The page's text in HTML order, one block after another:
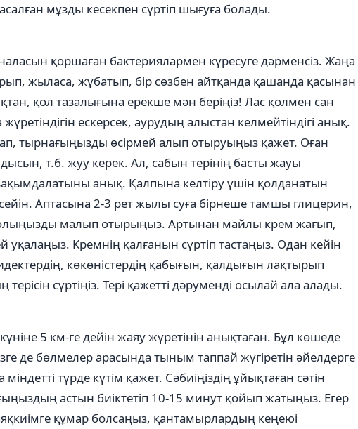
мұзды кесекпен сүртіп шығуға болады.
қоршаған бактериялармен күресуге дәрменсіз. Жаңа
жыласа, жұбатып, бір сөзбен айтқанда қашанда қасынан
қол тазалығына ерекше мән беріңіз! Лас қолмен сан
ескерсек, аурудың алыстан келмейтіндігі анық.
тырнағыңызды өсірмей алып отыруыңыз қажет. Оған
т.б. жуу керек. Ал, сабын терінің басты жауы
анық. Қалпына келтіру үшін қолданатын
Аптасына 2-3 рет жылы суға бірнеше тамшы глицерин,
малып отырыңыз. Артынан майлы крем жағып,
уқалаңыз. Кремнің қалғанын сүртіп тастаңыз. Одан кейін
көкөністердің қабығын, қалдығын лақтырып
сүртіңіз. Тері қажетті дәруменді осылай ала алады.
5 км-ге дейін жаяу жүретінін анықтаған. Бұл көшеде
де бөлмелер арасында тыным таппай жүгіретін әйелдерге
түрде күтім қажет. Сәбиіңіздің ұйықтаған сәтін
астын биіктетіп 10-15 минут қойып жатыңыз. Егер
құмар болсаңыз, қантамырлардың кеңеюі